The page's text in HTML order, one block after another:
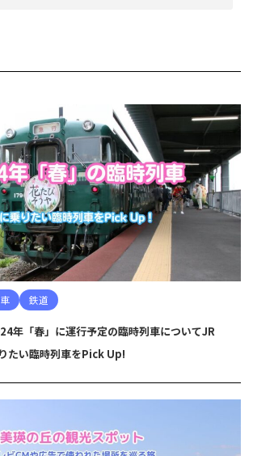
鉄道
年「春」に運行予定の臨時列車についてJR
たい臨時列車をPick Up!